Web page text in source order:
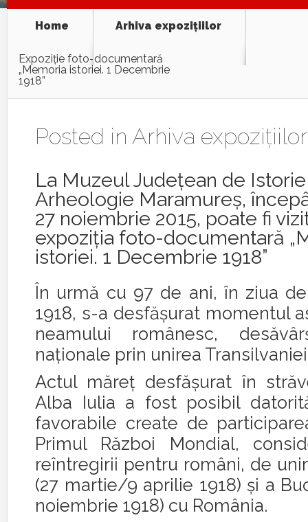
Home Arhiva expoziţiilor
Expoziţie foto-documentară
„Memoria istoriei. 1 Decembrie
1918”
Posted in Arhiva expoziţiilor
La Muzeul Judeţean de
Arheologie Maramureş,
27 noiembrie 2015, poate fi
expoziţia foto-documentară
istoriei. 1 Decembrie 1918”
În urmă cu 97 de ani, în ziua
1918, s-a desfăşurat momentul
neamului românesc,
naţionale prin unirea
Actul măreţ desfăşurat în
Alba Iulia a fost posibil
favorabile create de
Primul Război Mondial,
reîntregirii pentru români, de
(27 martie/9 aprilie 1918) şi a
noiembrie 1918) cu România.